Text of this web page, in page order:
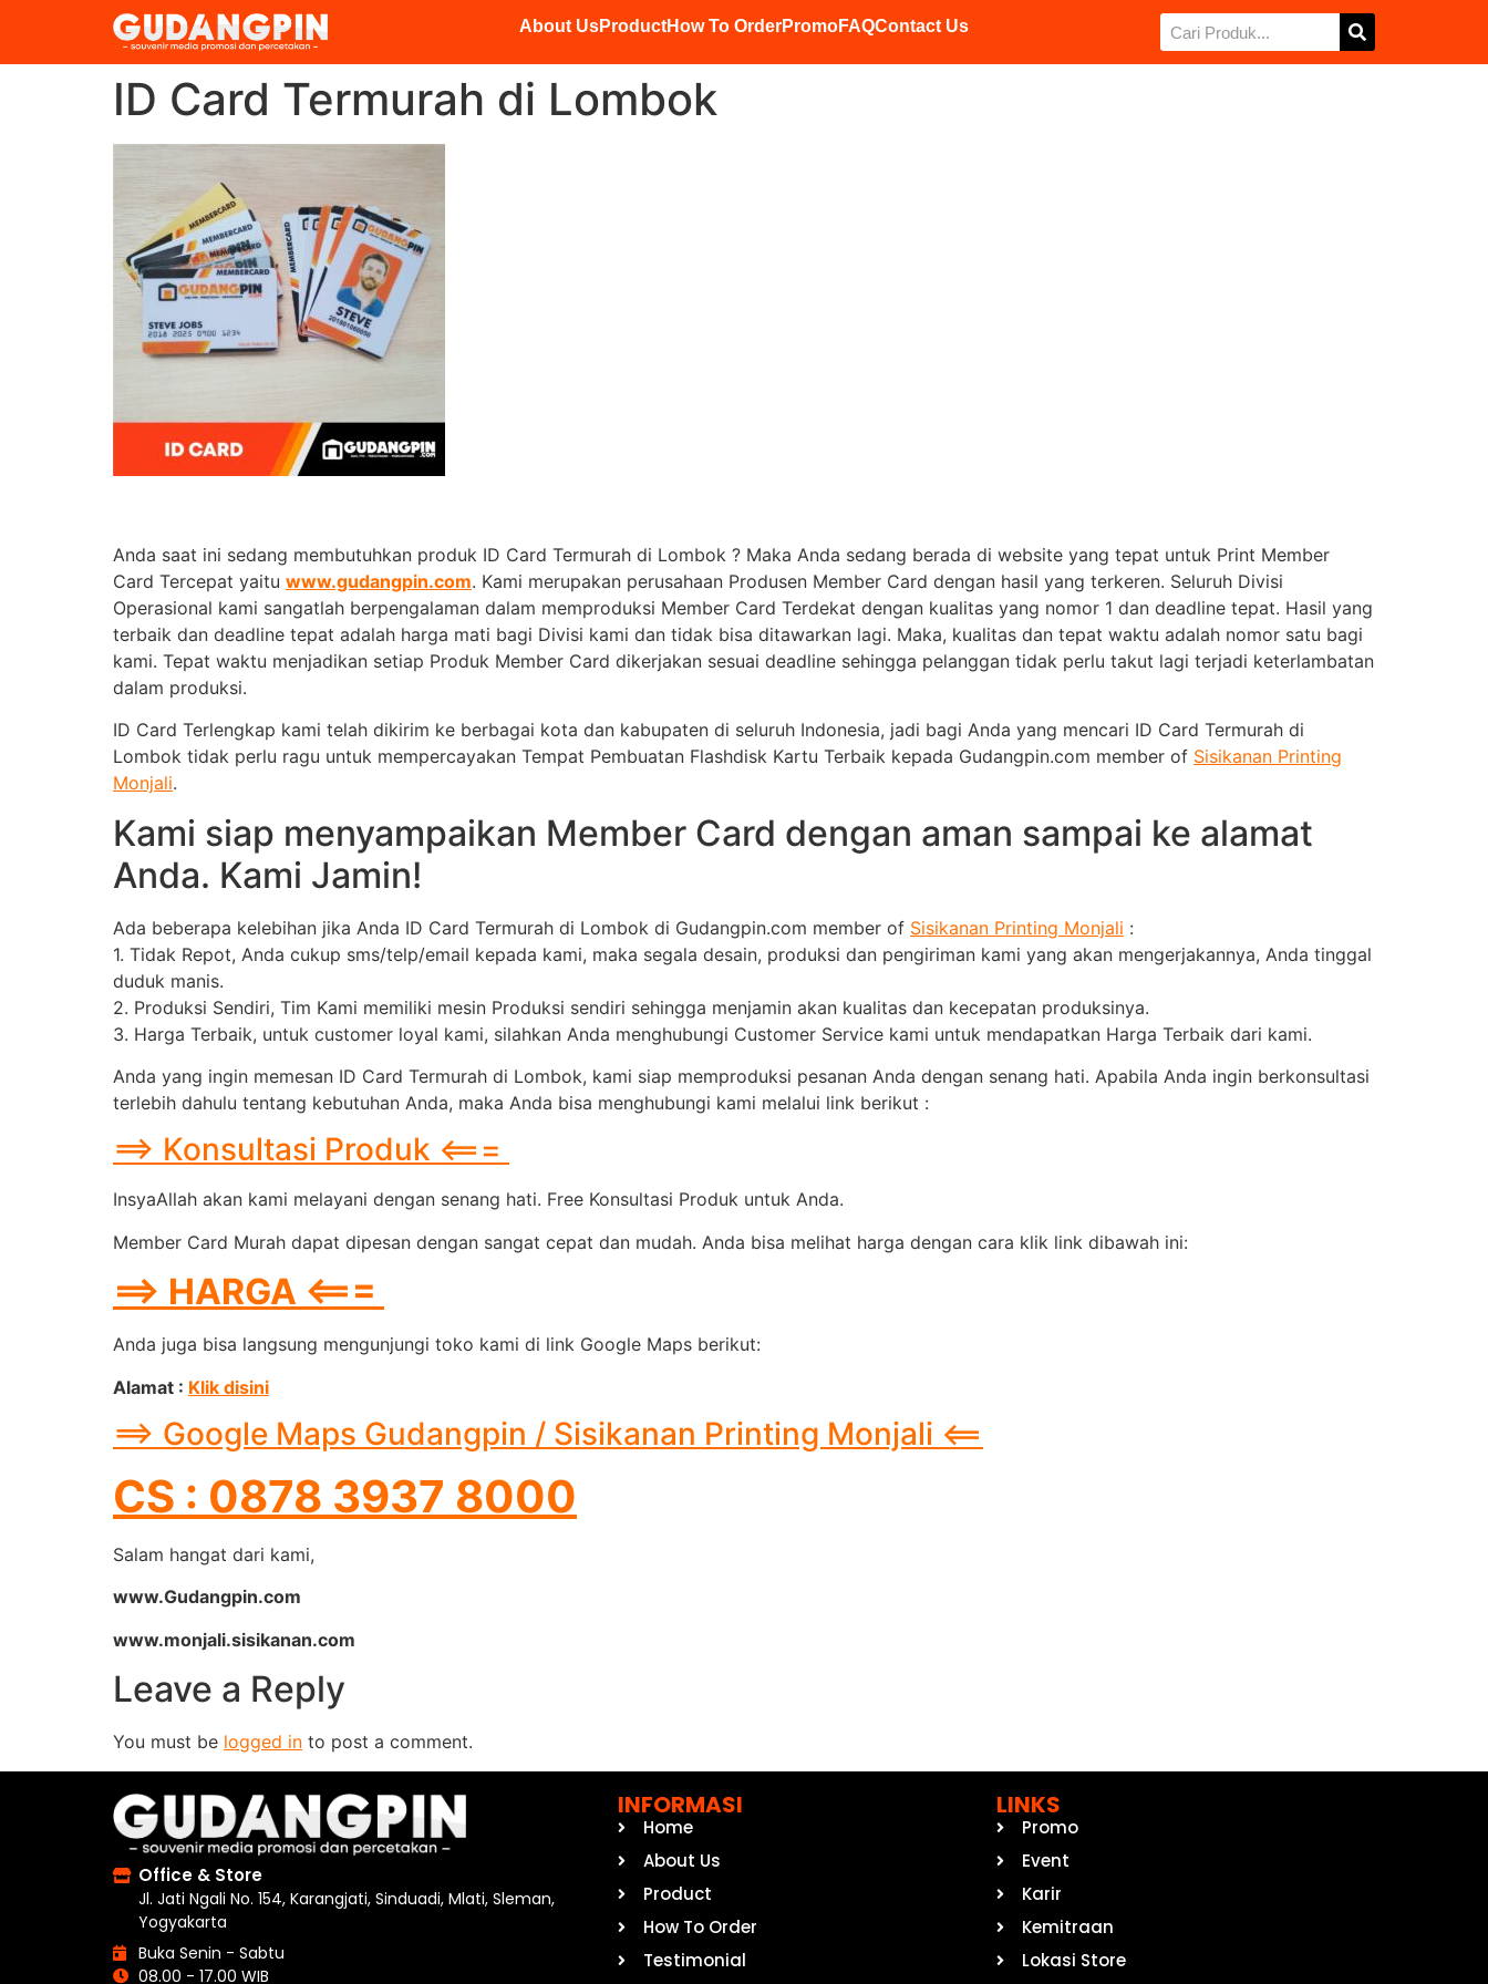
About UsProductHow To OrderPromoFAQContact Us
ID Card Termurah di Lombok
Anda saat ini sedang membutuhkan produk ID Card Termurah di Lombok ? Maka Anda sedang berada di website yang tepat untuk Print Member
Card Tercepat yaitu www.gudangpin.com. Kami merupakan perusahaan Produsen Member Card dengan hasil yang terkeren. Seluruh Divisi
Operasional kami sangatlah berpengalaman dalam memproduksi Member Card Terdekat dengan kualitas yang nomor 1 dan deadline tepat. Hasil yang
terbaik dan deadline tepat adalah harga mati bagi Divisi kami dan tidak bisa ditawarkan lagi. Maka, kualitas dan tepat waktu adalah nomor satu bagi
kami. Tepat waktu menjadikan setiap Produk Member Card dikerjakan sesuai deadline sehingga pelanggan tidak perlu takut lagi terjadi keterlambatan
dalam produksi.
ID Card Terlengkap kami telah dikirim ke berbagai kota dan kabupaten di seluruh Indonesia, jadi bagi Anda yang mencari ID Card Termurah di
Lombok tidak perlu ragu untuk mempercayakan Tempat Pembuatan Flashdisk Kartu Terbaik kepada Gudangpin.com member of Sisikanan Printing
Monjali.
Kami siap menyampaikan Member Card dengan aman sampai ke alamat
Anda. Kami Jamin!
Ada beberapa kelebihan jika Anda ID Card Termurah di Lombok di Gudangpin.com member of Sisikanan Printing Monjali :
1. Tidak Repot, Anda cukup sms/telp/email kepada kami, maka segala desain, produksi dan pengiriman kami yang akan mengerjakannya, Anda tinggal
duduk manis.
2. Produksi Sendiri, Tim Kami memiliki mesin Produksi sendiri sehingga menjamin akan kualitas dan kecepatan produksinya.
3. Harga Terbaik, untuk customer loyal kami, silahkan Anda menghubungi Customer Service kami untuk mendapatkan Harga Terbaik dari kami.
Anda yang ingin memesan ID Card Termurah di Lombok, kami siap memproduksi pesanan Anda dengan senang hati. Apabila Anda ingin berkonsultasi
terlebih dahulu tentang kebutuhan Anda, maka Anda bisa menghubungi kami melalui link berikut :
==> Konsultasi Produk <===
InsyaAllah akan kami melayani dengan senang hati. Free Konsultasi Produk untuk Anda.
Member Card Murah dapat dipesan dengan sangat cepat dan mudah. Anda bisa melihat harga dengan cara klik link dibawah ini:
==> HARGA <===
Anda juga bisa langsung mengunjungi toko kami di link Google Maps berikut:
Alamat : Klik disini
==> Google Maps Gudangpin / Sisikanan Printing Monjali <==
CS : 0878 3937 8000
Salam hangat dari kami,
www.Gudangpin.com
www.monjali.sisikanan.com
Leave a Reply
You must be logged in to post a comment.
Office & Store
Jl. Jati Ngali No. 154, Karangjati, Sinduadi, Mlati, Sleman,
Yogyakarta
Buka Senin - Sabtu
08.00 - 17.00 WIB
INFORMASI
Home
About Us
Product
How To Order
Testimonial
LINKS
Promo
Event
Karir
Kemitraan
Lokasi Store